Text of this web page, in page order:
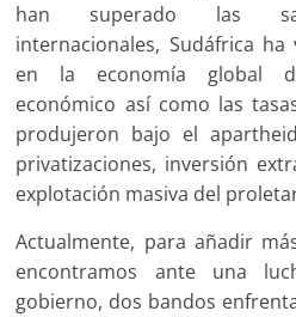
han superado las
internacionales, Sudáfrica
en la economía global
económico así como las
produjeron bajo el
privatizaciones, inversión
explotación masiva del
Actualmente, para añadir
encontramos ante una
gobierno, dos bandos